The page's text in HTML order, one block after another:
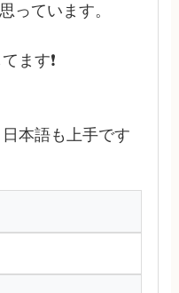
っています。
ます❗
本語も上手です